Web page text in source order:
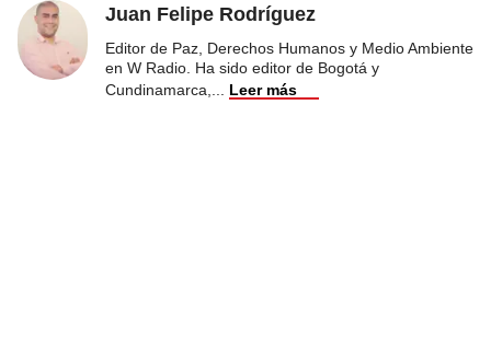
Juan Felipe Rodríguez
Editor de Paz, Derechos Humanos y Medio Ambiente
en W Radio. Ha sido editor de Bogotá y
Cundinamarca,
Leer más